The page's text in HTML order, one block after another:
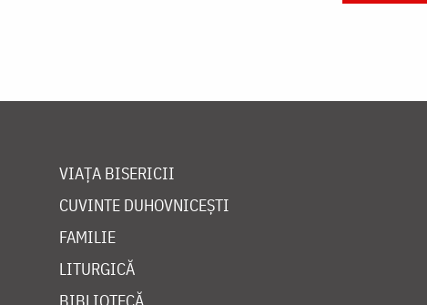
VIAȚA BISERICII
CUVINTE DUHOVNICEȘTI
FAMILIE
LITURGICĂ
BIBLIOTECĂ